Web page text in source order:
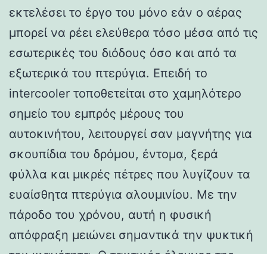
εκτελέσει το έργο του μόνο εάν ο αέρας
μπορεί να ρέει ελεύθερα τόσο μέσα από τις
εσωτερικές του διόδους όσο και από τα
εξωτερικά του πτερύγια. Επειδή το
intercooler τοποθετείται στο χαμηλότερο
σημείο του εμπρός μέρους του
αυτοκινήτου, λειτουργεί σαν μαγνήτης για
σκουπίδια του δρόμου, έντομα, ξερά
φύλλα και μικρές πέτρες που λυγίζουν τα
ευαίσθητα πτερύγια αλουμινίου. Με την
πάροδο του χρόνου, αυτή η φυσική
απόφραξη μειώνει σημαντικά την ψυκτική